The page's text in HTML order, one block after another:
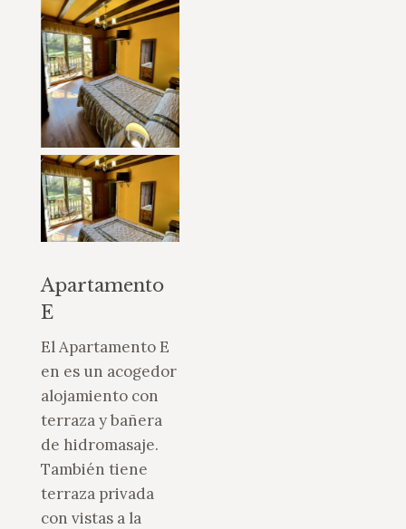
Apartamento
E
El Apartamento E
en es un acogedor
alojamiento con
terraza y bañera
de hidromasaje.
También tiene
terraza privada
con vistas a la